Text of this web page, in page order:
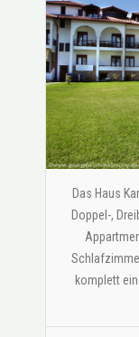
Das Haus
Doppel-,
komplett